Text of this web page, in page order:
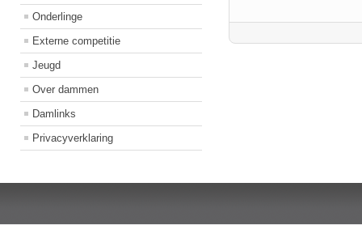
Onderlinge
Externe competitie
Jeugd
Over dammen
Damlinks
Privacyverklaring